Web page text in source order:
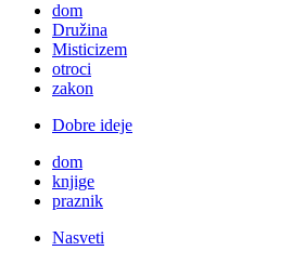
dom
Družina
Misticizem
otroci
zakon
Dobre ideje
dom
knjige
praznik
Nasveti